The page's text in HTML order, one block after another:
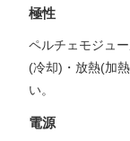
極性
ペルチェモジュ
(冷却)・放熱(加
い。
電源